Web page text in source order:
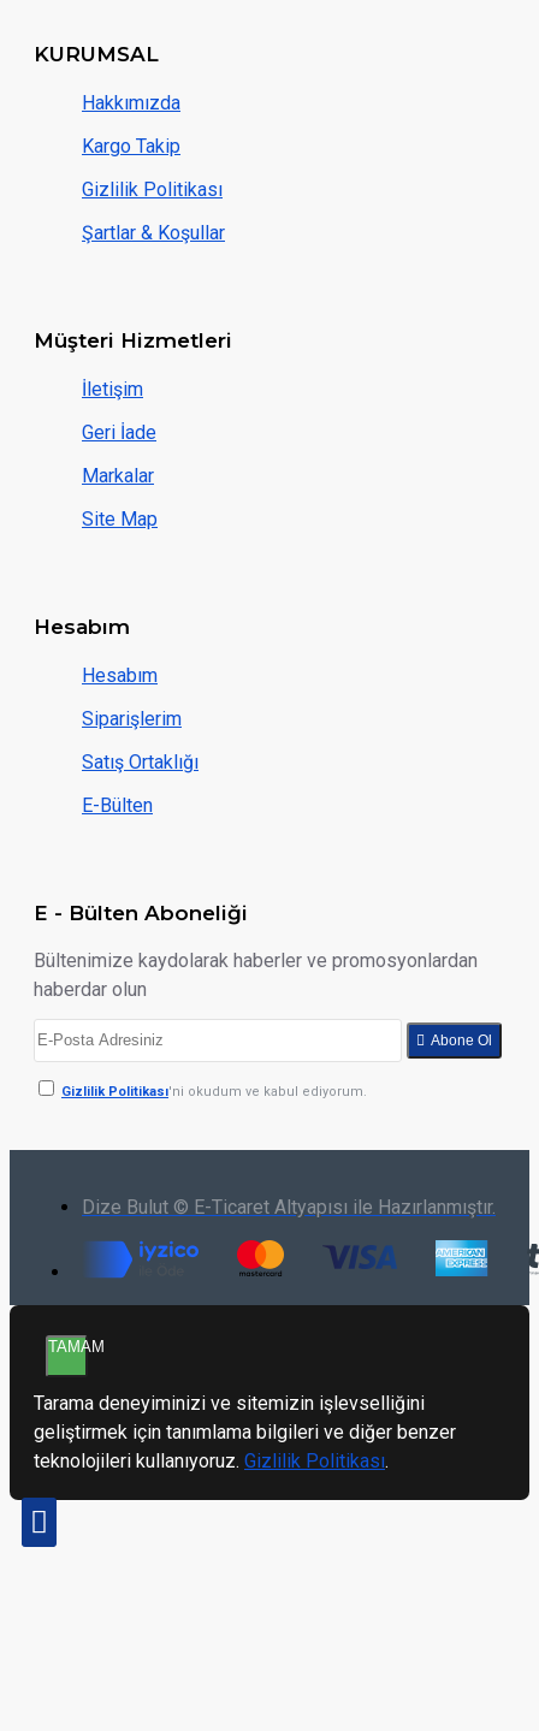
KURUMSAL
Hakkımızda
Kargo Takip
Gizlilik Politikası
Şartlar & Koşullar
Müşteri Hizmetleri
İletişim
Geri İade
Markalar
Site Map
Hesabım
Hesabım
Siparişlerim
Satış Ortaklığı
E-Bülten
E - Bülten Aboneliği
Bültenimize kaydolarak haberler ve promosyonlardan
haberdar olun
Abone Ol
Gizlilik Politikası'ni okudum ve kabul ediyorum.
Dize Bulut © E-Ticaret Altyapısı ile Hazırlanmıştır.
TAMAM
Tarama deneyiminizi ve sitemizin işlevselliğini
geliştirmek için tanımlama bilgileri ve diğer benzer
teknolojileri kullanıyoruz. Gizlilik Politikası.